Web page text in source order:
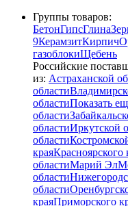
Группы товаров:
БетонГипсГлина
9КерамзитКирпич
газоблокиЩебень
Российские
из: Астраханской
области
областиПоказать
области
областиИркутской
области
краяКрасноярского
областиМарий Эл
области
области
краяПриморского